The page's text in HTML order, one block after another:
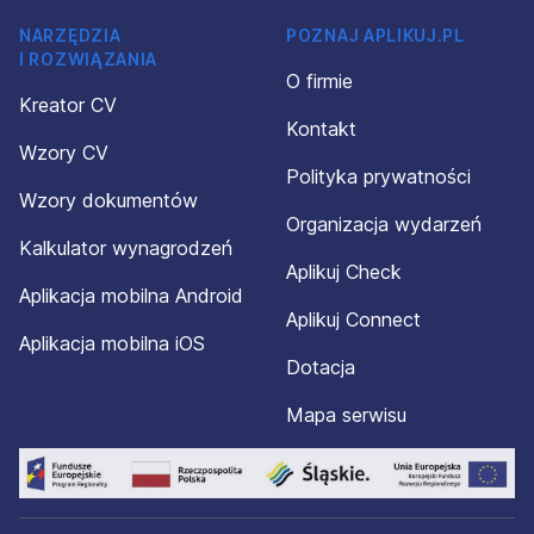
NARZĘDZIA
I ROZWIĄZANIA
Kreator CV
Wzory CV
Wzory dokumentów
Kalkulator wynagrodzeń
Aplikacja mobilna Android
Aplikacja mobilna iOS
POZNAJ APLIKUJ.PL
O firmie
Kontakt
Polityka prywatności
Organizacja wydarzeń
Aplikuj Check
Aplikuj Connect
Dotacja
Mapa serwisu